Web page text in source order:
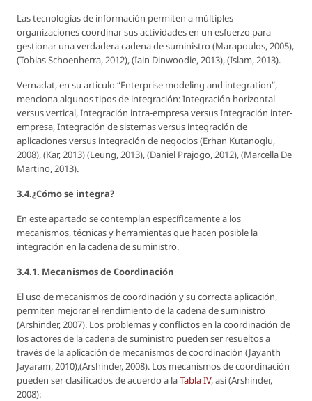
Las tecnologías de información permiten a múltiples
organizaciones coordinar sus actividades en un esfuerzo para
gestionar una verdadera cadena de suministro (Marapoulos, 2005),
(Tobias Schoenherra, 2012), (Iain Dinwoodie, 2013), (Islam, 2013).
Vernadat, en su articulo “Enterprise modeling and integration”,
menciona algunos tipos de integración: Integración horizontal
versus vertical, Integración intra-empresa versus Integración inter-
empresa, Integración de sistemas versus integración de
aplicaciones versus integración de negocios (Erhan Kutanoglu,
2008), (Kar, 2013) (Leung, 2013), (Daniel Prajogo, 2012), (Marcella De
Martino, 2013).
3.4.¿Cómo se integra?
En este apartado se contemplan específicamente a los
mecanismos, técnicas y herramientas que hacen posible la
integración en la cadena de suministro.
3.4.1. Mecanismos de Coordinación
El uso de mecanismos de coordinación y su correcta aplicación,
permiten mejorar el rendimiento de la cadena de suministro
(Arshinder, 2007). Los problemas y conflictos en la coordinación de
los actores de la cadena de suministro pueden ser resueltos a
través de la aplicación de mecanismos de coordinación (Jayanth
Jayaram, 2010),(Arshinder, 2008). Los mecanismos de coordinación
pueden ser clasificados de acuerdo a laTabla IV, así (Arshinder,
2008):